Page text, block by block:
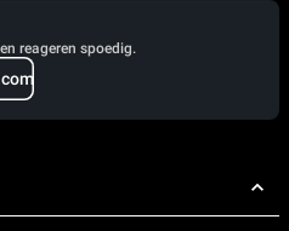
reageren spoedig.